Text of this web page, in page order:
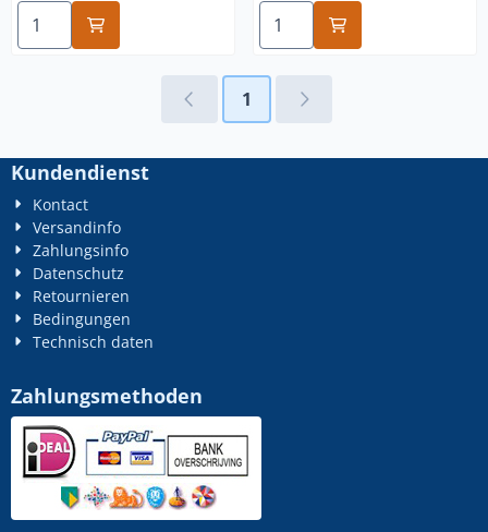
Anzahl wählen für m10x90 verzinkt 50x
Anzahl wählen für
1
Kundendienst
Kontact
Versandinfo
Zahlungsinfo
Datenschutz
Retournieren
Bedingungen
Technisch daten
Zahlungsmethoden